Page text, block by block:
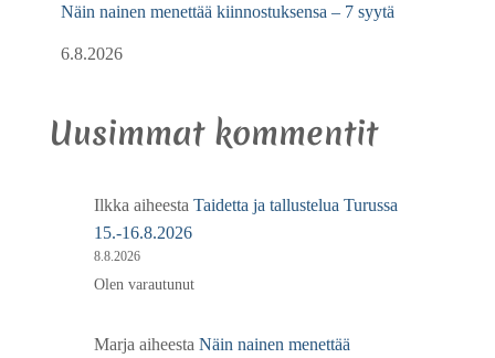
Näin nainen menettää kiinnostuksensa – 7 syytä
6.8.2026
Uusimmat kommentit
Ilkka aiheesta Taidetta ja tallustelua Turussa
15.-16.8.2026
8.8.2026
Olen varautunut
Marja aiheesta Näin nainen menettää